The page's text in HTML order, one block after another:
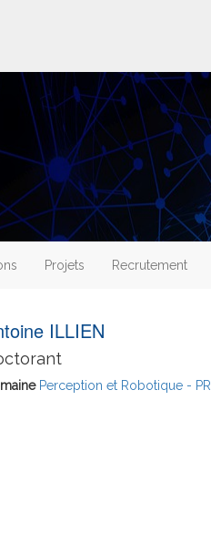
Projets Recrutement
ILLIEN
Perception et Robotique - PR